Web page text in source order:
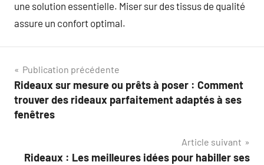
une solution essentielle. Miser sur des tissus de qualité
assure un confort optimal.
Navigation
de
l’article
Publication précédente
Rideaux sur mesure ou prêts à poser : Comment
trouver des rideaux parfaitement adaptés à ses
fenêtres
Article suivant
Rideaux : Les meilleures idées pour habiller ses